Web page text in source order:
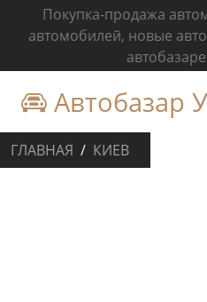
Покупка-продажа
автомобилей, новые
Автобазар
ГЛАВНАЯ КИЕВ